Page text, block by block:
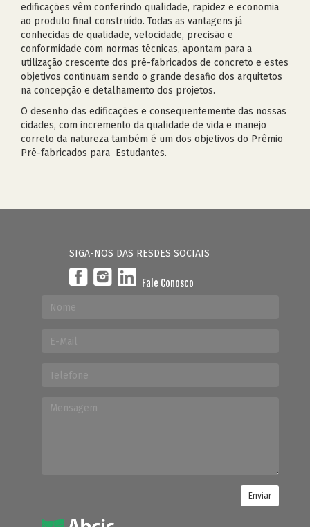
edificações vêm conferindo qualidade, rapidez e economia
ao produto final construído. Todas as vantagens já
conhecidas de qualidade, velocidade, precisão e
conformidade com normas técnicas, apontam para a
utilização crescente dos pré-fabricados de concreto e estes
objetivos continuam sendo o grande desafio dos arquitetos
na concepção e detalhamento dos projetos.
O desenho das edificações e consequentemente das nossas
cidades, com incremento da qualidade de vida e manejo
correto da natureza também é um dos objetivos do Prêmio
Pré-fabricados para Estudantes.
SIGA-NOS DAS RESDES SOCIAIS
Fale Conosco
Enviar